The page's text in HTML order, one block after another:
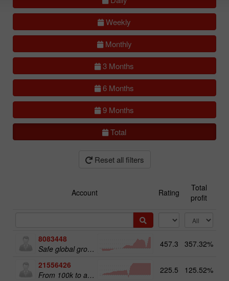
Weekly
Monthly
3 Months
6 Months
9 Months
Total
Reset all filters
Account Rating
Total
profit
8083448
Safe global growth
457.3 357.32%
21556426
From 100k to a Million
225.5 125.52%